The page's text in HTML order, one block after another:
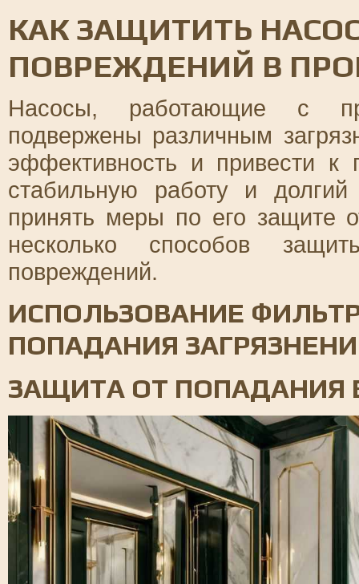
КАК ЗАЩИТИТЬ
ПОВРЕЖДЕНИЙ В
Насосы, работающие с
подвержены различным
эффективность и привести к
стабильную работу и
принять меры по его защите
несколько способов
повреждений.
ИСПОЛЬЗОВАНИЕ
ПОПАДАНИЯ
ЗАЩИТА ОТ ПОПАДАНИЯ